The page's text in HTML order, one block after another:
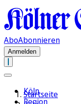
AboAbonnieren
Anmelden
Köln
Region
Startseite